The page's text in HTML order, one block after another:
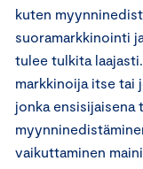
kuten
suoramarkkinointi
tulee tulkita
markkinoija itse tai
jonka
vaikuttaminen